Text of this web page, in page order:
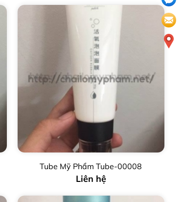
Tube Mỹ Phẩm Tube-00008
Liên hệ